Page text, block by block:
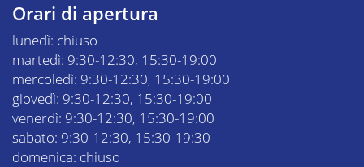
Orari di apertura
lunedì: chiuso
martedì: 9:30-12:30, 15:30-19:00
mercoledì: 9:30-12:30, 15:30-19:00
giovedì: 9:30-12:30, 15:30-19:00
venerdì: 9:30-12:30, 15:30-19:00
sabato: 9:30-12:30, 15:30-19:30
domenica: chiuso